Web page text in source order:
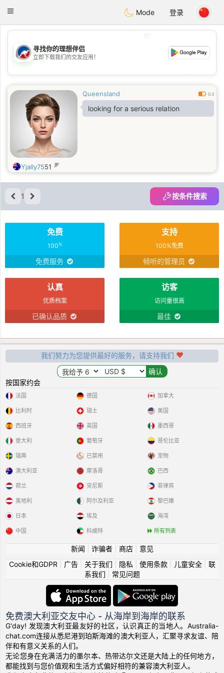
AustraliaChat
Toggle
Mode 登录
💖
💕
寻找你的理想伴侣
立即下载我们的交友应用！
Queensland 0.3
looking for a serious relation
Yjally7551 岁
1 按条件搜索
免费
100%
免费服务
支持
100%免费
倾听的管理员
认真
优质档案
已确认品质
访客
访问量很高
最佳
我们努力为您提供最好的服务，请支持我们
按国家约会
法国
比利时
西班牙
意大利
瑞典
德国
瑞士
英国
葡萄牙
已禁用
加拿大
美国
墨西哥
哥伦比亚
宠物
澳大利亚
荷兰
奥地利
日本
中国
摩洛哥
突尼斯
阿尔及利亚
埃及
科威特
巴西
菲律宾
黎巴嫩
海湾
所有列表
新闻 诈骗者| 商店| 意见
Cookie和GDPR
广告| 关于我们 隐私 使用条款| 儿童安全| 联
系我们
常见问题
免费澳大利亚交友中心 - 从海岸到海岸的联系
G'day! 发现澳大利亚最友好的社区，认识真正的当地人。Australia-
chat.com连接从悉尼港到珀斯海滩的澳大利亚人，汇聚寻求友谊、陪
伴和有意义关系的人们。
无论您身在充满活力的墨尔本、热带达尔文还是大陆上的任何地方，
都能找到与您价值观和生活方式偏好相符的兼容澳大利亚人。